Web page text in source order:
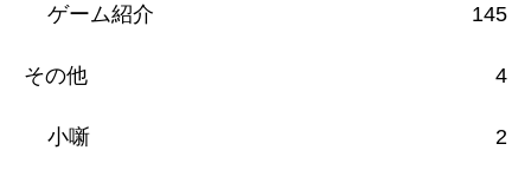
ゲーム紹介 145
その他 4
小噺 2